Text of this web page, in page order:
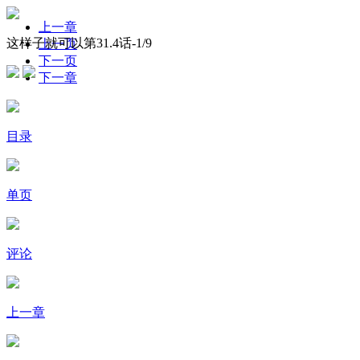
这样子就可以第31.4话-1/9
上一章
上一页
下一页
下一章
目录
单页
评论
上一章